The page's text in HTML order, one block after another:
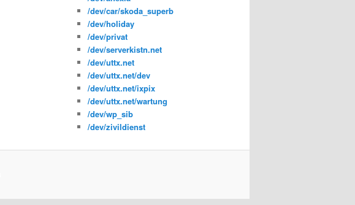
/dev/car/skoda_superb
/dev/holiday
/dev/privat
/dev/serverkistn.net
/dev/uttx.net
/dev/uttx.net/dev
/dev/uttx.net/ixpix
/dev/uttx.net/wartung
/dev/wp_sib
/dev/zivildienst